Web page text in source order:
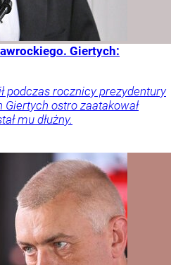
Giertych:
podczas rocznicy prezydentury
ostro zaatakował
mu dłużny.